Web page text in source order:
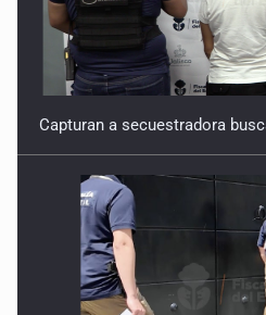
Capturan a secuestradora